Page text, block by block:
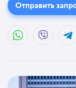
Отправить